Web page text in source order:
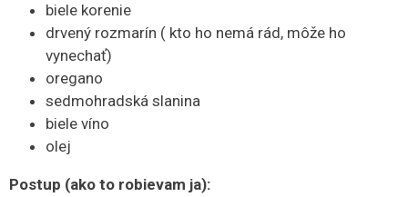
biele korenie
drvený rozmarín ( kto ho nemá rád, môže ho
vynechať)
oregano
sedmohradská slanina
biele víno
olej
Postup (ako to robievam ja):